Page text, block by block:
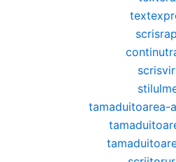
tamaduitoarea-